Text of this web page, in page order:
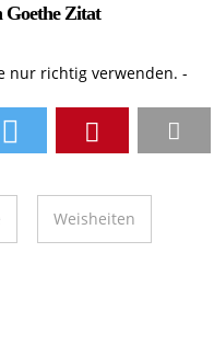
Goethe Zitat
Weisheiten